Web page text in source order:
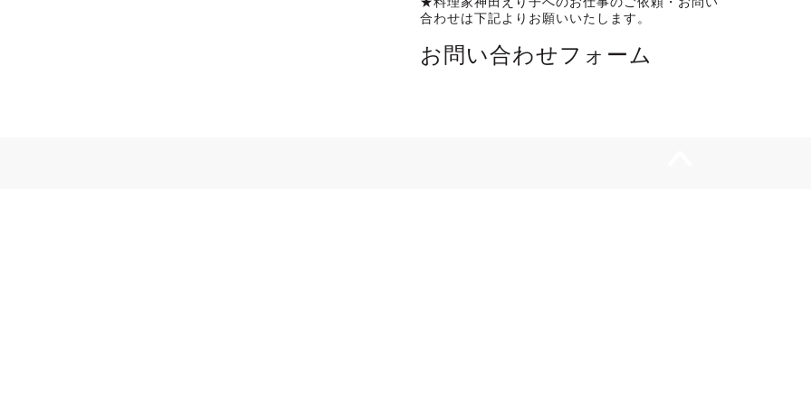
合わせは下記よりお願いいたします。
お問い合わせフォーム